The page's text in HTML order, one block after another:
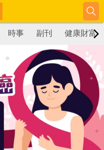
時事 副刊 健康財富